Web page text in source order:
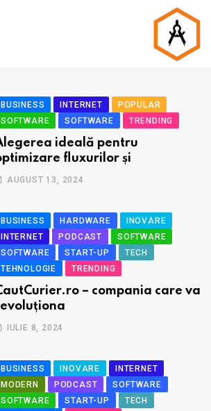
BUSINESS INTERNET
POPULAR
SOFTWARE
SOFTWARE TRENDING
ideală pentru
fluxurilor și
AUGUST 13, 2024
BUSINESS HARDWARE
INOVARE
INTERNET
PODCAST
SOFTWARE
SOFTWARE
START-UP
TECH
TEHNOLOGIE
TRENDING
– compania care va
IULIE 8, 2024
BUSINESS INOVARE
INTERNET
MODERN
PODCAST
SOFTWARE
SOFTWARE
START-UP
TECH